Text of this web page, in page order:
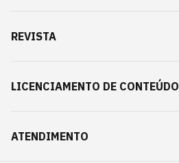
REVISTA
LICENCIAMENTO DE CONTEÚDO
ATENDIMENTO